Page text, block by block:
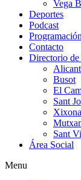
Vega
Deportes
Podcast
Programación
Contacto
Directorio de
Busot
El
Sant
Xixona
Sant
Área Social
Menu